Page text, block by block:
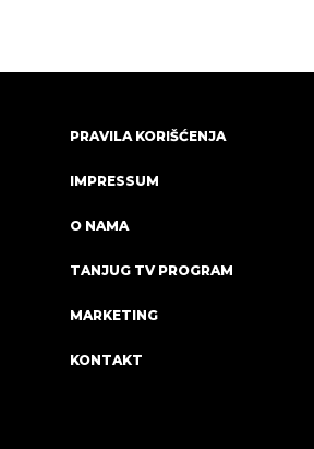
PRAVILA KORIŠĆENJA
IMPRESSUM
O NAMA
TANJUG TV PROGRAM
MARKETING
KONTAKT